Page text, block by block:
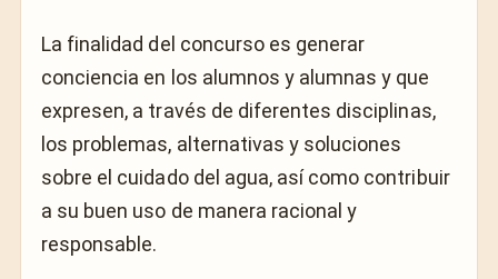
La finalidad del concurso es generar
conciencia en los alumnos y alumnas y que
expresen, a través de diferentes disciplinas,
los problemas, alternativas y soluciones
sobre el cuidado del agua, así como contribuir
a su buen uso de manera racional y
responsable.